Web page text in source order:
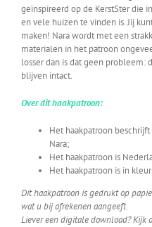
geïnspireerd op de KerstSter die
en vele huizen te vinden is. Jij
maken! Nara wordt met een
materialen in het patroon
losser dan is dat geen probleem:
blijven intact.
Over dit haakpatroon:
Het haakpatroon
Nara;
Het haakpatroon is
Het haakpatroon is in
Dit haakpatroon is gedrukt op
wat u bij afrekenen aangeeft.
Liever een digitale download? Kijk